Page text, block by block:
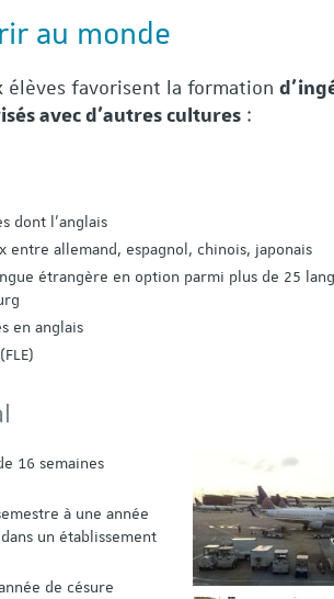
au monde
élèves favorisent la formation
avec d’autres cultures :
dont l’anglais
entre allemand, espagnol, chinois, japonais
étrangère en option parmi plus de 25
en anglais
16 semaines
à une année
un établissement
de césure